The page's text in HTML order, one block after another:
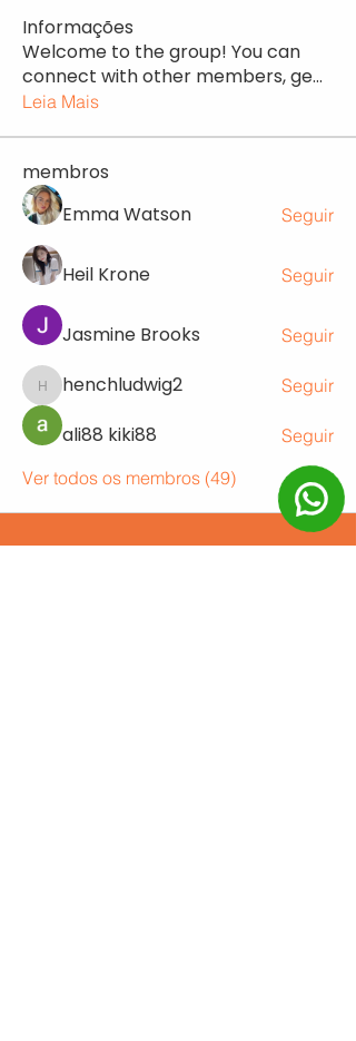
Informações
Welcome to the group! You can
connect with other members, ge...
Leia Mais
membros
Emma Watson
Seguir
Heil Krone Seguir
Jasmine Brooks Seguir
henchludwig2
henchludwig2 Seguir
ali88 kiki88
Seguir
Ver todos os membros (49)